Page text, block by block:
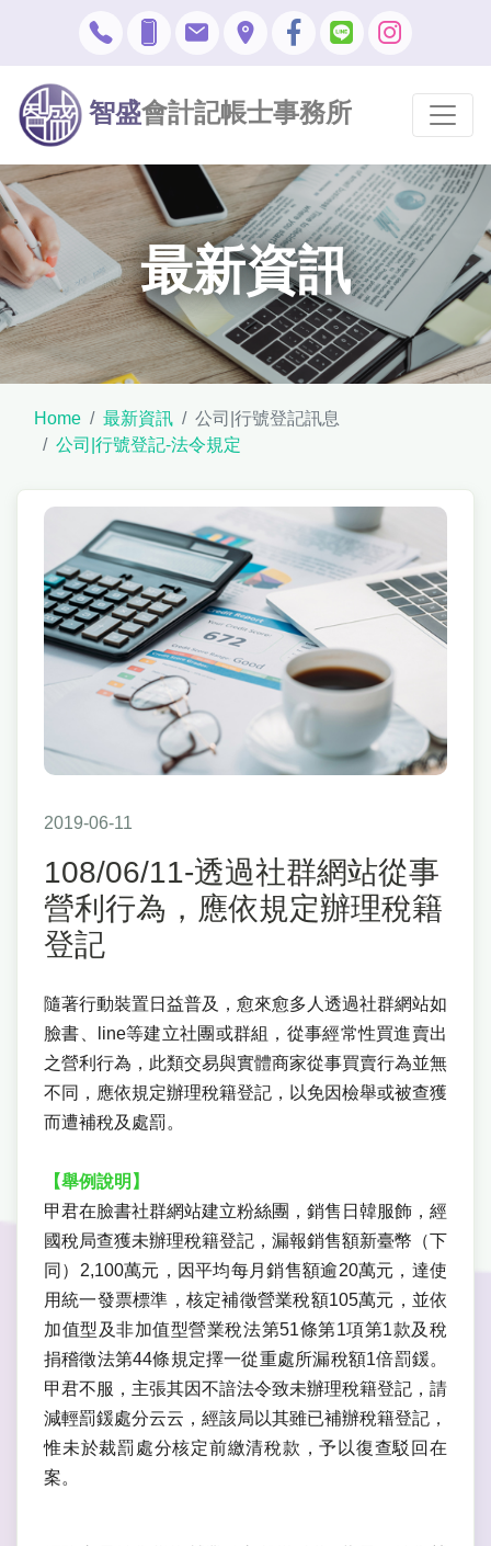
智盛會計記帳士事務所
最新資訊
Home 最新資訊
公司|行號登記訊息
公司|行號登記-法令規定
2019-06-11
108/06/11-透過社群網站從事
營利行為，應依規定辦理稅籍
登記
隨著行動裝置日益普及，愈來愈多人透過社群網站如
臉書、line等建立社團或群組，從事經常性買進賣出
之營利行為，此類交易與實體商家從事買賣行為並無
不同，應依規定辦理稅籍登記，以免因檢舉或被查獲
而遭補稅及處罰。
【舉例說明】
甲君在臉書社群網站建立粉絲團，銷售日韓服飾，經
國稅局查獲未辦理稅籍登記，漏報銷售額新臺幣（下
同）2,100萬元，因平均每月銷售額逾20萬元，達使
用統一發票標準，核定補徵營業稅額105萬元，並依
加值型及非加值型營業稅法第51條第1項第1款及稅
捐稽徵法第44條規定擇一從重處所漏稅額1倍罰鍰。
甲君不服，主張其因不諳法令致未辦理稅籍登記，請
減輕罰鍰處分云云，經該局以其雖已補辦稅籍登記，
惟未於裁罰處分核定前繳清稅款，予以復查駁回在
案。